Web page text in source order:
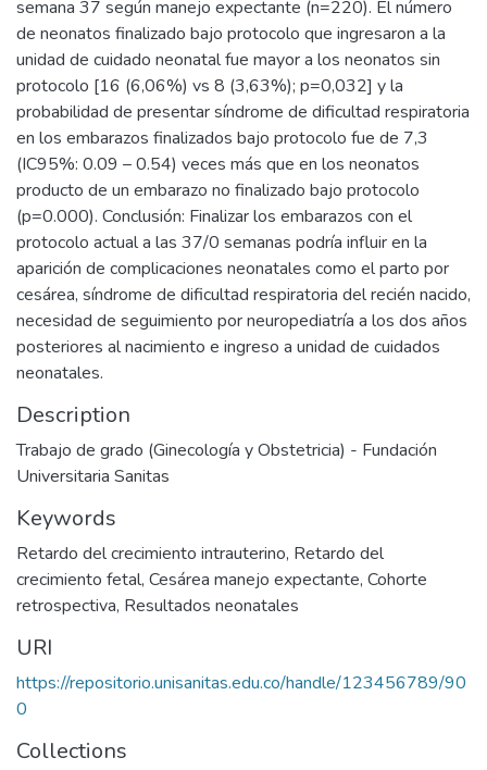
semana 37 según manejo expectante (n=220). El número
de neonatos finalizado bajo protocolo que ingresaron a la
unidad de cuidado neonatal fue mayor a los neonatos sin
protocolo [16 (6,06%) vs 8 (3,63%); p=0,032] y la
probabilidad de presentar síndrome de dificultad respiratoria
en los embarazos finalizados bajo protocolo fue de 7,3
(IC95%: 0.09 – 0.54) veces más que en los neonatos
producto de un embarazo no finalizado bajo protocolo
(p=0.000). Conclusión: Finalizar los embarazos con el
protocolo actual a las 37/0 semanas podría influir en la
aparición de complicaciones neonatales como el parto por
cesárea, síndrome de dificultad respiratoria del recién nacido,
necesidad de seguimiento por neuropediatría a los dos años
posteriores al nacimiento e ingreso a unidad de cuidados
neonatales.
Description
Trabajo de grado (Ginecología y Obstetricia) - Fundación
Universitaria Sanitas
Keywords
Retardo del crecimiento intrauterino, Retardo del
crecimiento fetal, Cesárea manejo expectante, Cohorte
retrospectiva, Resultados neonatales
URI
https://repositorio.unisanitas.edu.co/handle/123456789/90
0
Collections